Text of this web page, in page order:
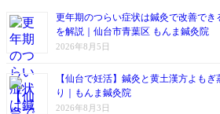
更年期のつらい症状は鍼灸で改善で
を解説｜仙台市青葉区 もんま鍼灸院
2026年8月5日
【仙台で妊活】鍼灸と黄土漢方よも
り｜もんま鍼灸院
2026年8月3日